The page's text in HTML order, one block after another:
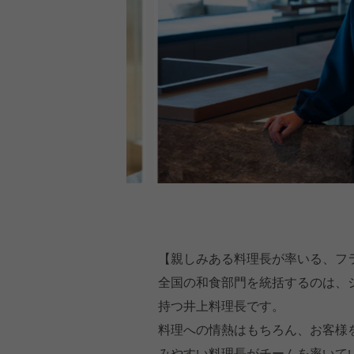
【親しみある料理長が率いる、
全国の和食部門を統括するのは
持つ井上料理長です。
料理への情熱はもちろん、お客